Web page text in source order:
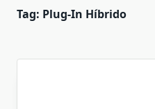
Tag: Plug-In Híbrido